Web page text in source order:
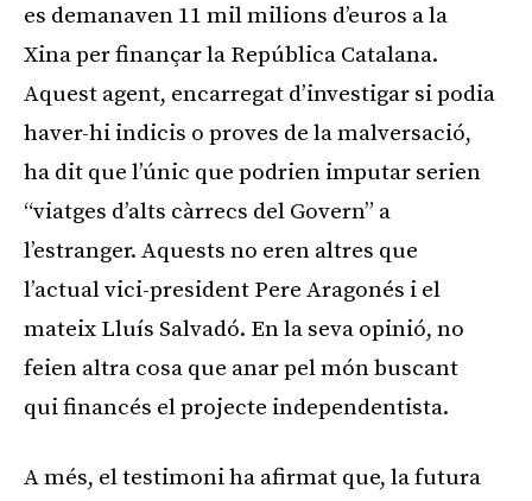
es demanaven 11 mil milions d’euros a la
Xina per finançar la República Catalana.
Aquest agent, encarregat d’investigar si podia
haver-hi indicis o proves de la malversació,
ha dit que l’únic que podrien imputar serien
“viatges d’alts càrrecs del Govern” a
l’estranger. Aquests no eren altres que
l’actual vici-president Pere Aragonés i el
mateix Lluís Salvadó. En la seva opinió, no
feien altra cosa que anar pel món buscant
qui financés el projecte independentista.
A més, el testimoni ha afirmat que, la futura